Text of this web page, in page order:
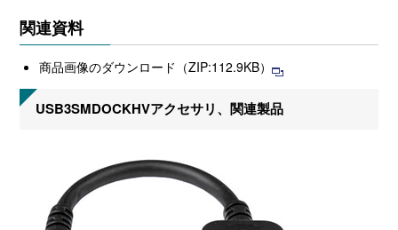
関連資料
商品画像のダウンロード（ZIP:112.9KB）
USB3SMDOCKHVアクセサリ、関連製品